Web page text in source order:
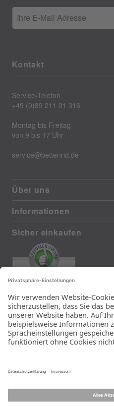
Ihre E-Mail Adresse
Kontakt
Service-Telefon
+49 (0)89 211 01 316
Montag bis Freitag
von 9 bis 17 Uhr
service@bettenrid.de
Über uns
Informationen
Sicher einkaufen
385 reviews from real customers
(last 12 months)
Total: 11283
Die Auswahl und die
Einfachheit der
Bestellung.